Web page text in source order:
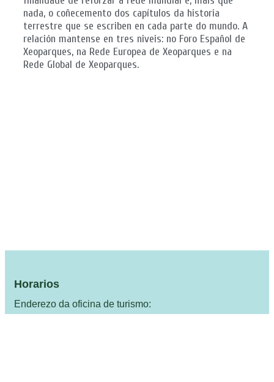
nada, o coñecemento dos capítulos da historia
terrestre que se escriben en cada parte do mundo. A
relación mantense en tres niveis: no Foro Español de
Xeoparques, na Rede Europea de Xeoparques e na
Rede Global de Xeoparques.
Horarios
Enderezo da oficina de turismo: